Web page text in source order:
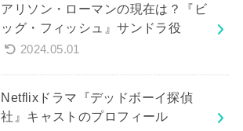
アリソン・ローマンの現在は？『ビ
ッグ・フィッシュ』サンドラ役
2024.05.01
Netflixドラマ『デッドボーイ探偵
社』キャストのプロフィール